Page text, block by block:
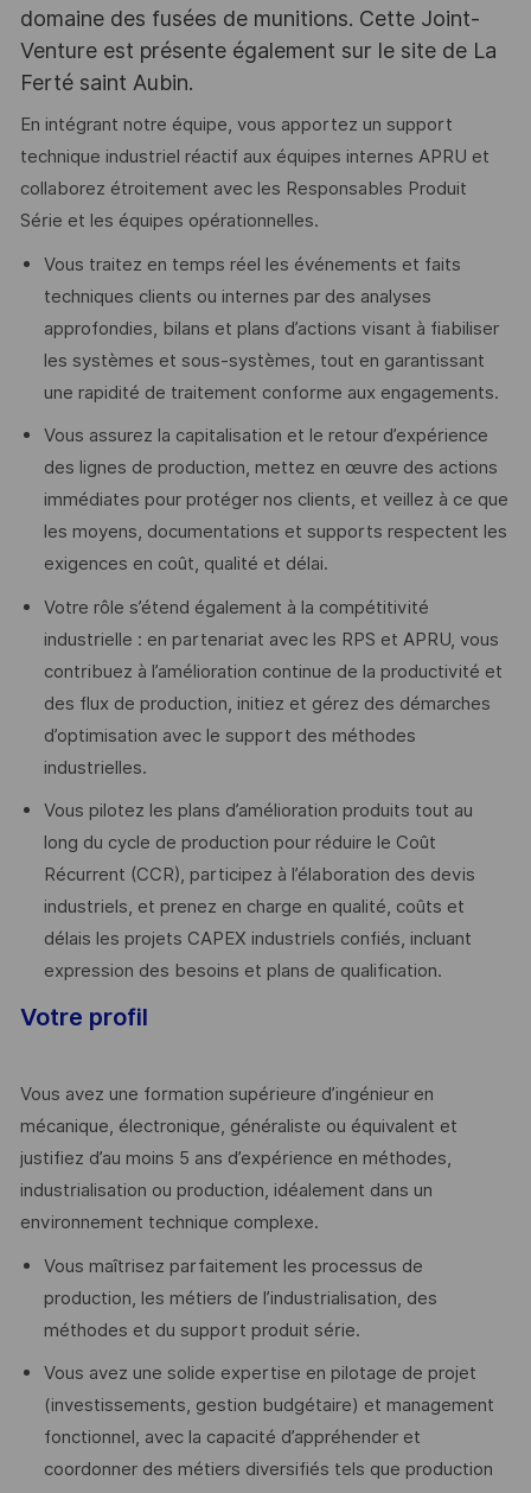
domaine des fusées de munitions. Cette Joint-
Venture est présente également sur le site de La
Ferté saint Aubin.
En intégrant notre équipe, vous apportez un support
technique industriel réactif aux équipes internes APRU et
collaborez étroitement avec les Responsables Produit
Série et les équipes opérationnelles.
Vous traitez en temps réel les événements et faits
techniques clients ou internes par des analyses
approfondies, bilans et plans d’actions visant à fiabiliser
les systèmes et sous-systèmes, tout en garantissant
une rapidité de traitement conforme aux engagements.
Vous assurez la capitalisation et le retour d’expérience
des lignes de production, mettez en œuvre des actions
immédiates pour protéger nos clients, et veillez à ce que
les moyens, documentations et supports respectent les
exigences en coût, qualité et délai.
Votre rôle s’étend également à la compétitivité
industrielle : en partenariat avec les RPS et APRU, vous
contribuez à l’amélioration continue de la productivité et
des flux de production, initiez et gérez des démarches
d’optimisation avec le support des méthodes
industrielles.
Vous pilotez les plans d’amélioration produits tout au
long du cycle de production pour réduire le Coût
Récurrent (CCR), participez à l’élaboration des devis
industriels, et prenez en charge en qualité, coûts et
délais les projets CAPEX industriels confiés, incluant
expression des besoins et plans de qualification.
Votre profil
Vous avez une formation supérieure d’ingénieur en
mécanique, électronique, généraliste ou équivalent et
justifiez d’au moins 5 ans d’expérience en méthodes,
industrialisation ou production, idéalement dans un
environnement technique complexe.
Vous maîtrisez parfaitement les processus de
production, les métiers de l’industrialisation, des
méthodes et du support produit série.
Vous avez une solide expertise en pilotage de projet
(investissements, gestion budgétaire) et management
fonctionnel, avec la capacité d’appréhender et
coordonner des métiers diversifiés tels que production